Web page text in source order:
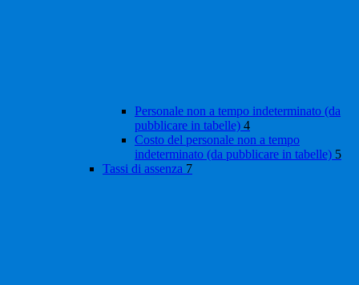
Personale non a tempo indeterminato (da
pubblicare in tabelle) 4
Costo del personale non a tempo
indeterminato (da pubblicare in tabelle) 5
Tassi di assenza 7